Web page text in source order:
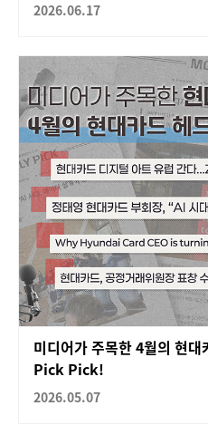
2026.06.17
미디어가 주목한 4월의 현
Pick Pick!
2026.05.07